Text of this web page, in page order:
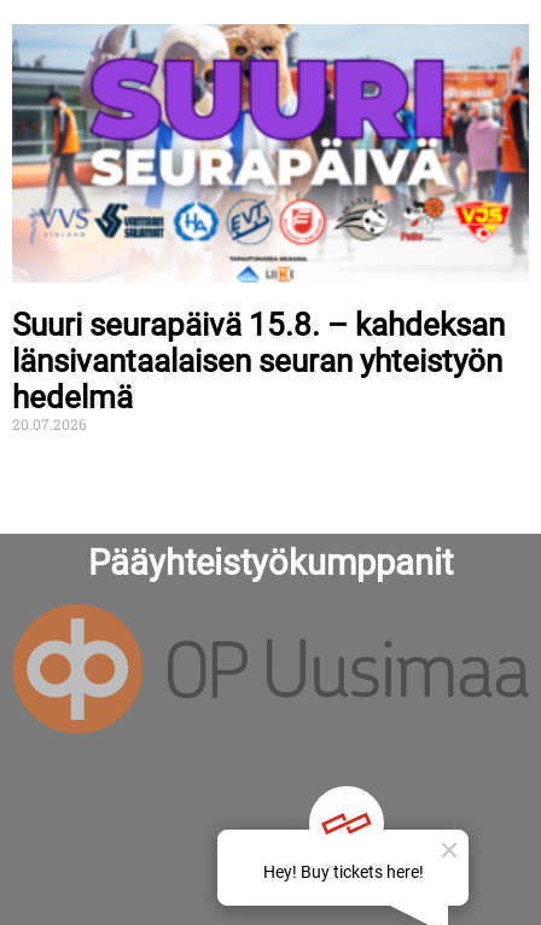
Suuri seurapäivä 15.8. – kahdeksan
länsivantaalaisen seuran yhteistyön
hedelmä
20.07.2026
Pääyhteistyökumppanit